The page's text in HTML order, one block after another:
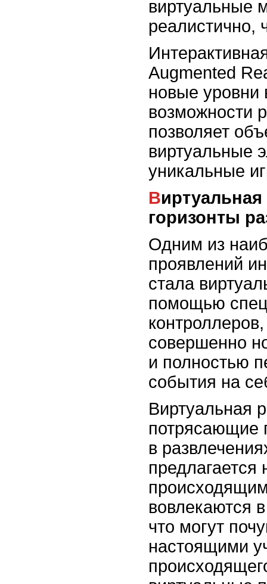
виртуальные
реалистично,
Augmented
новые уровни
возможности
позволяет
виртуальные
уникальные
Виртуальная реальность: новые
горизонты
Одним из
проявлений
стала
помощью
совершенно
и полностью
события на
Виртуальная
потрясающие
в
предлагается
вовлекаются
что могут
настоящими